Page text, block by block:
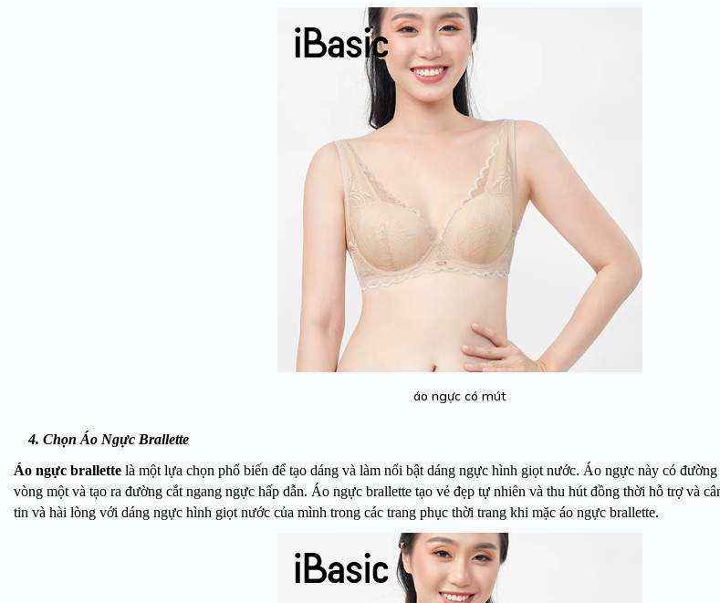
áo ngực có mút
4. Chọn Áo Ngực Brallette
Áo ngực brallette là một lựa chọn phổ biến để tạo dáng và làm nổi bật dáng ngực hình giọt nước. Áo ngực này có đường
vòng một và tạo ra đường cắt ngang ngực hấp dẫn. Áo ngực brallette tạo vẻ đẹp tự nhiên và thu hút đồng thời hỗ trợ và
tin và hài lòng với dáng ngực hình giọt nước của mình trong các trang phục thời trang khi mặc áo ngực brallette.